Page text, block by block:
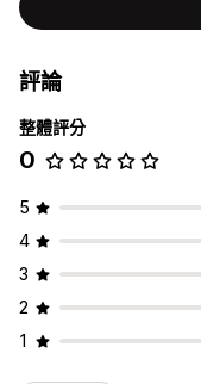
評論
整體評分
0
5
4
3
2
1